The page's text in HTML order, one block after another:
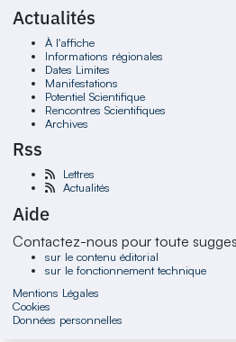
Actualités
À l'affiche
Informations régionales
Dates Limites
Manifestations
Potentiel Scientifique
Rencontres Scientifiques
Archives
Rss
Lettres
Actualités
Aide
Contactez-nous pour toute
sur le contenu éditorial
sur le fonctionnement technique
Mentions Légales
Cookies
Données personnelles